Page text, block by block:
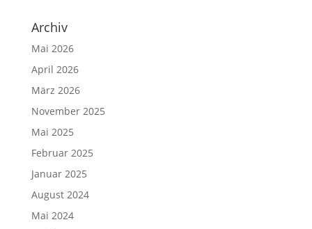
Archiv
Mai 2026
April 2026
März 2026
November 2025
Mai 2025
Februar 2025
Januar 2025
August 2024
Mai 2024